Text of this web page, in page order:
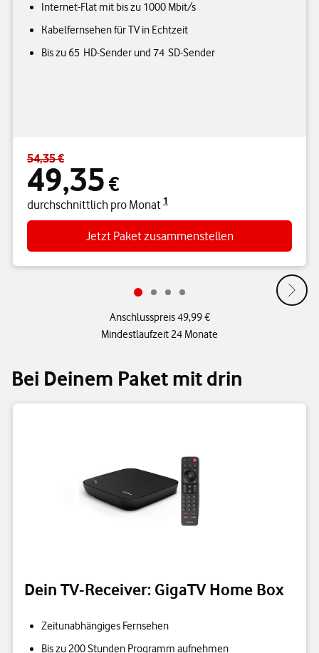
Internet-Flat mit bis zu 1000 Mbit/s
Kabelfernsehen für TV in Echtzeit
Bis zu 65 HD-Sender und 74 SD-Sender
Standardpreis 54,35 € – Angebotspreis 49,35 € durchschnittlich
54,35 €
49,35 €
durchschnittlich pro Monat 1
Jetzt Paket zusammenstellen
Anschlusspreis 49,99 €
Mindestlaufzeit 24 Monate
Bei Deinem Paket mit drin
Dein TV-Receiver: GigaTV Home Box
Zeitunabhängiges Fernsehen
Bis zu 200 Stunden Programm aufnehmen